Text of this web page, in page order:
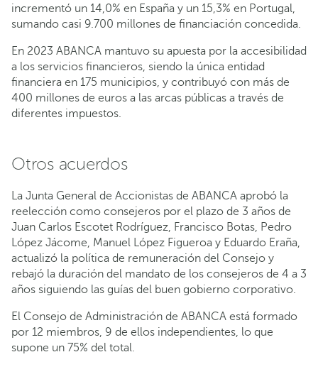
incrementó un 14,0% en España y un 15,3% en Portugal,
sumando casi 9.700 millones de financiación concedida.
En 2023 ABANCA mantuvo su apuesta por la accesibilidad
a los servicios financieros, siendo la única entidad
financiera en 175 municipios, y contribuyó con más de
400 millones de euros a las arcas públicas a través de
diferentes impuestos.
Otros acuerdos
La Junta General de Accionistas de ABANCA aprobó la
reelección como consejeros por el plazo de 3 años de
Juan Carlos Escotet Rodríguez, Francisco Botas, Pedro
López Jácome, Manuel López Figueroa y Eduardo Eraña,
actualizó la política de remuneración del Consejo y
rebajó la duración del mandato de los consejeros de 4 a 3
años siguiendo las guías del buen gobierno corporativo.
El Consejo de Administración de ABANCA está formado
por 12 miembros, 9 de ellos independientes, lo que
supone un 75% del total.